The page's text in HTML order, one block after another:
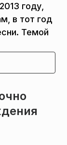
году,
в тот год
Темой